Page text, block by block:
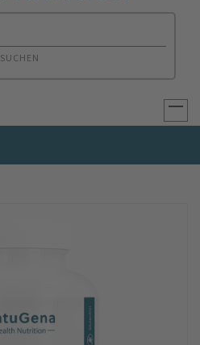
SUCHEN